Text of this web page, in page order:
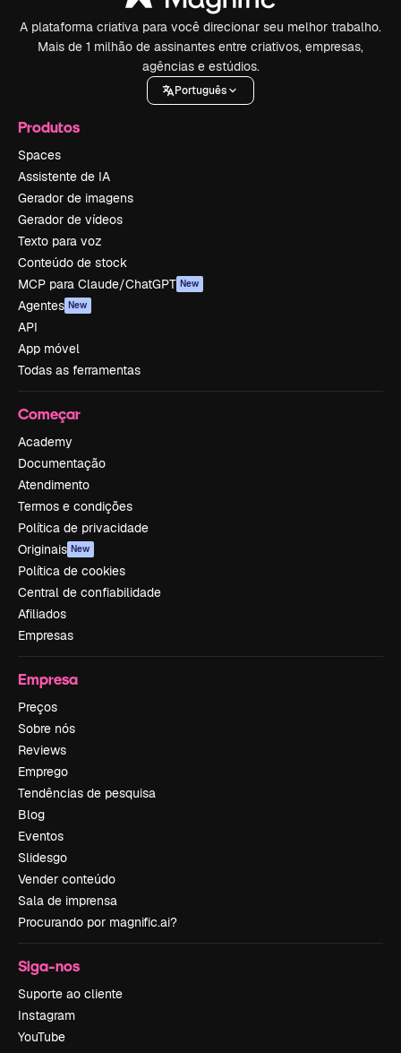
A plataforma criativa para você direcionar seu melhor trabalho.
Mais de 1 milhão de assinantes entre criativos, empresas,
agências e estúdios.
Português
Produtos
Spaces
Assistente de IA
Gerador de imagens
Gerador de vídeos
Texto para voz
Conteúdo de stock
MCP para Claude/ChatGPT New
Agentes New
API
App móvel
Todas as ferramentas
Começar
Academy
Documentação
Atendimento
Termos e condições
Política de privacidade
Originais New
Política de cookies
Central de confiabilidade
Afiliados
Empresas
Empresa
Preços
Sobre nós
Reviews
Emprego
Tendências de pesquisa
Blog
Eventos
Slidesgo
Vender conteúdo
Sala de imprensa
Procurando por magnific.ai?
Siga-nos
Suporte ao cliente
Instagram
YouTube